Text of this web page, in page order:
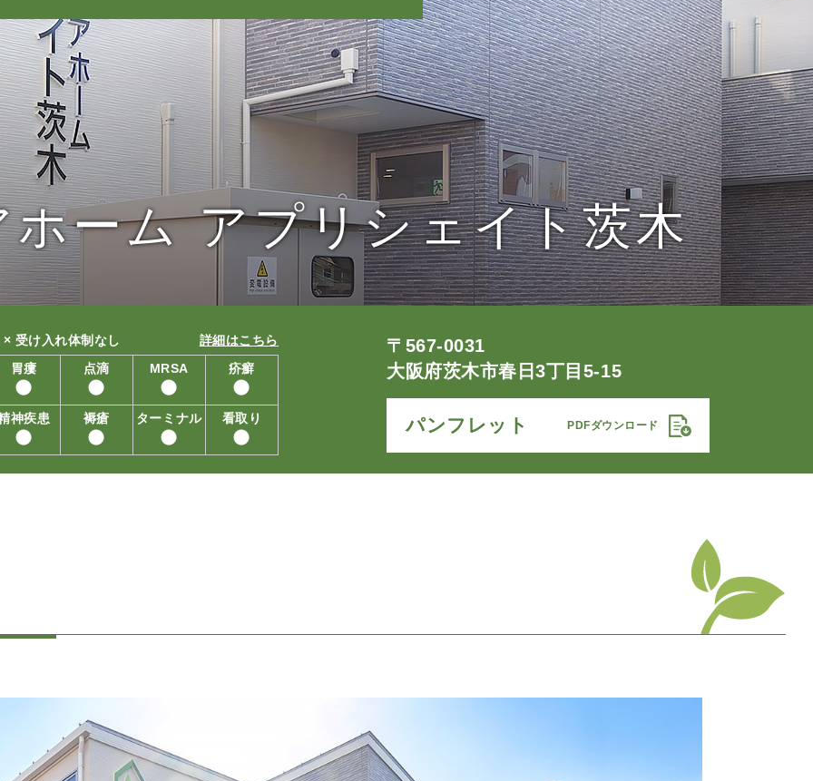
ーム アプリシェイト茨木
け入れ体制なし
詳細はこちら
胃瘻
点滴 MRSA 疥癬
神疾患 褥瘡 ターミナル 看取り
〒567-0031
大阪府茨木市春日3丁目5-15
パンフレット